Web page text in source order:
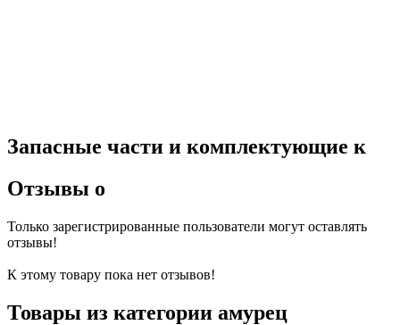
Запасные части и комплектующие к
Отзывы о
Только зарегистрированные пользователи могут оставлять
отзывы!
К этому товару пока нет отзывов!
Товары из категории амурец